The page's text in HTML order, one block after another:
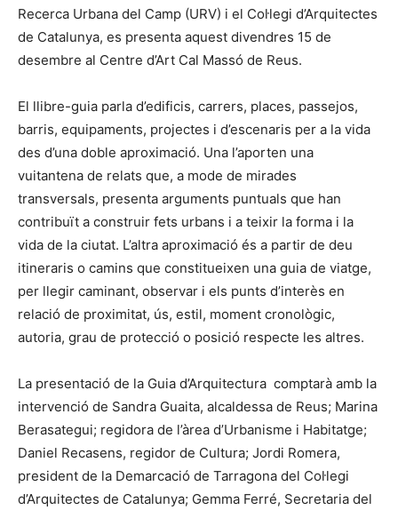
Recerca Urbana del Camp (URV) i el Col·legi d’Arquitectes
de Catalunya, es presenta aquest divendres 15 de
desembre al Centre d’Art Cal Massó de Reus.
El llibre-guia parla d’edificis, carrers, places, passejos,
barris, equipaments, projectes i d’escenaris per a la vida
des d’una doble aproximació. Una l’aporten una
vuitantena de relats que, a mode de mirades
transversals, presenta arguments puntuals que han
contribuït a construir fets urbans i a teixir la forma i la
vida de la ciutat. L’altra aproximació és a partir de deu
itineraris o camins que constitueixen una guia de viatge,
per llegir caminant, observar i els punts d’interès en
relació de proximitat, ús, estil, moment cronològic,
autoria, grau de protecció o posició respecte les altres.
La presentació de la Guia d’Arquitectura comptarà amb la
intervenció de Sandra Guaita, alcaldessa de Reus; Marina
Berasategui; regidora de l’àrea d’Urbanisme i Habitatge;
Daniel Recasens, regidor de Cultura; Jordi Romera,
president de la Demarcació de Tarragona del Col·legi
d’Arquitectes de Catalunya; Gemma Ferré, Secretaria del